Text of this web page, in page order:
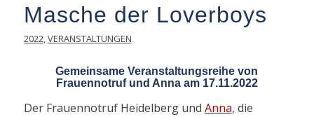
Masche der Loverboys
2022,VERANSTALTUNGEN
Gemeinsame Veranstaltungsreihe von
Frauennotruf und Anna am 17.11.2022
Der Frauennotruf Heidelberg und Anna, die